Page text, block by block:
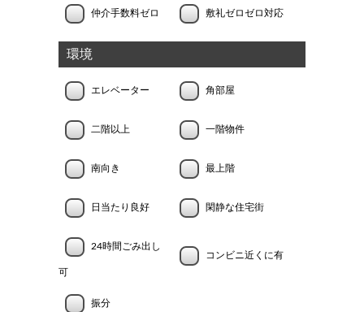
仲介手数料ゼロ 敷礼ゼロゼロ対応
環境
エレベーター 角部屋
二階以上 一階物件
南向き 最上階
日当たり良好 閑静な住宅街
24時間ごみ出し
可
コンビニ近くに有
振分